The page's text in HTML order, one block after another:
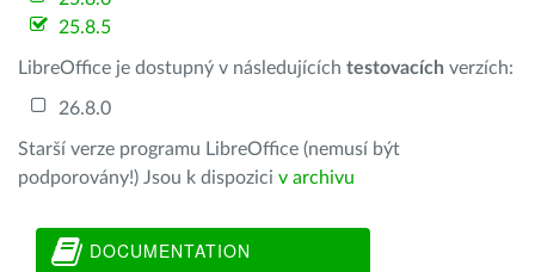
25.8.5
LibreOffice je dostupný v následujících testovacích verzích:
26.8.0
Starší verze programu LibreOffice (nemusí být
podporovány!) Jsou k dispozici v archivu
DOCUMENTATION